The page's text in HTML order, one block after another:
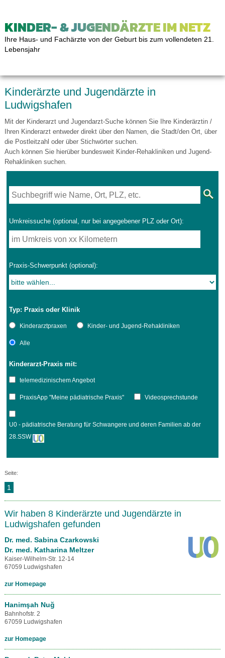
KINDER- & JUGENDÄRZTE IM NETZ
Ihre Haus- und Fachärzte von der Geburt bis zum vollendeten 21.
Lebensjahr
Kinderärzte und Jugendärzte in
Ludwigshafen
Mit der Kinderarzt und Jugendarzt-Suche können Sie Ihre Kinderärztin /
Ihren Kinderarzt entweder direkt über den Namen, die Stadt/den Ort, über
die Postleitzahl oder über Stichwörter suchen.
Auch können Sie hierüber bundesweit Kinder-Rehakliniken und Jugend-
Rehakliniken suchen.
Umkreissuche (optional, nur bei angegebener PLZ oder Ort):
Praxis-Schwerpunkt (optional):
Typ: Praxis oder Klinik
Kinderarztpraxen Kinder- und Jugend-Rehakliniken
Alle
Kinderarzt-Praxis mit:
telemedizinischem Angebot
PraxisApp "Meine pädiatrische Praxis" Videosprechstunde
U0 - pädiatrische Beratung für Schwangere und deren Familien ab der
28.SSW
Seite:
1
Wir haben 8 Kinderärzte und Jugendärzte in
Ludwigshafen gefunden
Dr. med. Sabina Czarkowski
Dr. med. Katharina Meltzer
Kaiser-Wilhelm-Str. 12-14
67059 Ludwigshafen
zur Homepage
Hanimşah Nuğ
Bahnhofstr. 2
67059 Ludwigshafen
zur Homepage